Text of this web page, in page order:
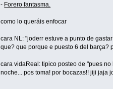
- Forero fantasma.
como lo queráis enfocar
cara NL: "joderr estuve a punto de
que? que porque e puesto 6 del barça?
cara vidaReal: tipico posteo de "pues
noche... pos toma! por bocazas!! jiji jaja